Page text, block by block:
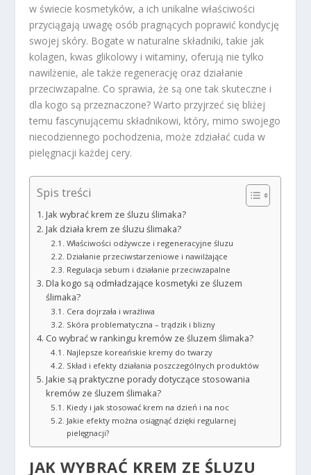
w świecie kosmetyków, a ich unikalne właściwości
przyciągają uwagę osób pragnących poprawić kondycję
swojej skóry. Bogate w naturalne składniki, takie jak
kolagen, kwas glikolowy i witaminy, oferują nie tylko
nawilżenie, ale także regenerację oraz działanie
przeciwzapalne. Co sprawia, że są one tak skuteczne i
dla kogo są przeznaczone? Warto przyjrzeć się bliżej
temu fascynującemu składnikowi, który, mimo swojego
niecodziennego pochodzenia, może zdziałać cuda w
pielęgnacji każdej cery.
Spis treści
Jak wybrać krem ze śluzu ślimaka?
Jak działa krem ze śluzu ślimaka?
Właściwości odżywcze i regeneracyjne śluzu
Działanie przeciwstarzeniowe i nawilżające
Regulacja sebum i działanie przeciwzapalne
Dla kogo są odmładzające kosmetyki ze śluzem
ślimaka?
Cera dojrzała i wrażliwa
Skóra problematyczna – trądzik i blizny
Co wybrać w rankingu kremów ze śluzem ślimaka?
Najlepsze koreańskie kremy do twarzy
Skład i efekty działania poszczególnych produktów
Jakie są praktyczne porady dotyczące stosowania
kremów ze śluzem ślimaka?
Kiedy i jak stosować krem na dzień i na noc
Jakie efekty można osiągnąć dzięki regularnej
pielęgnacji?
JAK WYBRAĆ KREM ZE ŚLUZU